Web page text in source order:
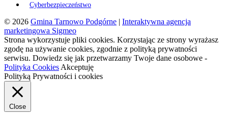
Cyberbezpieczeństwo
© 2026 Gmina Tarnowo Podgórne | Interaktywna agencja
marketingowa Sigmeo
Strona wykorzystuje pliki cookies. Korzystając ze strony wyrażasz
zgodę na używanie cookies, zgodnie z polityką prywatności
serwisu. Dowiedz się jak przetwarzamy Twoje dane osobowe -
Polityka Cookies Akceptuję
Polityką Prywatności i cookies
Close